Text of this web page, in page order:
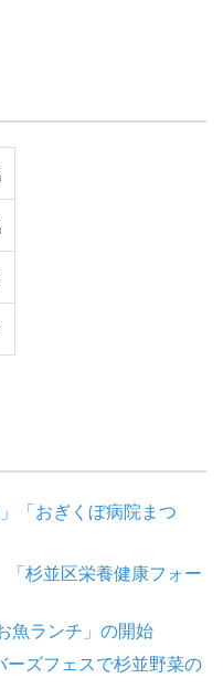
「おぎくぼ病院まつ
杉並区栄養健康フォー
魚ランチ」の開始
ズフェスで杉並野菜の